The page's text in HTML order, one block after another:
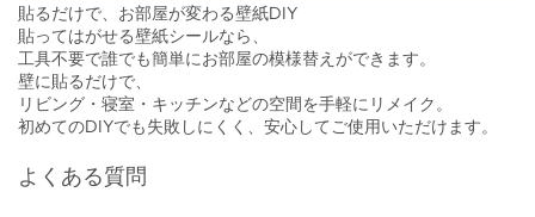
貼るだけで、お部屋が変わる壁紙DIY
貼ってはがせる壁紙シールなら、
工具不要で誰でも簡単にお部屋の模様替えができます。
壁に貼るだけで、
リビング・寝室・キッチンなどの空間を手軽にリメイク。
初めてのDIYでも失敗しにくく、安心してご使用いただけます。
よくある質問